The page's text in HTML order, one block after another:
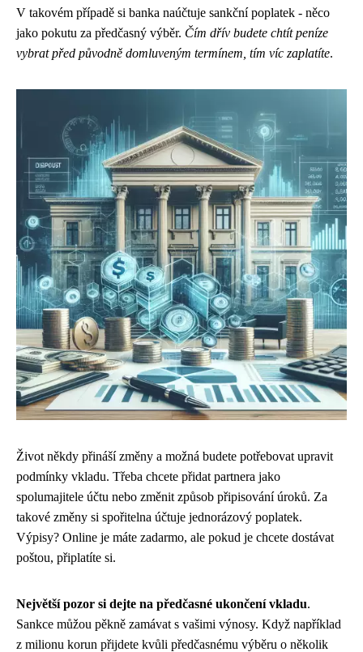
V takovém případě si banka naúčtuje sankční poplatek - něco
jako pokutu za předčasný výběr. Čím dřív budete chtít peníze
vybrat před původně domluveným termínem, tím víc zaplatíte.
Život někdy přináší změny a možná budete potřebovat upravit
podmínky vkladu. Třeba chcete přidat partnera jako
spolumajitele účtu nebo změnit způsob připisování úroků. Za
takové změny si spořitelna účtuje jednorázový poplatek.
Výpisy? Online je máte zadarmo, ale pokud je chcete dostávat
poštou, připlatíte si.
Největší pozor si dejte na předčasné ukončení vkladu.
Sankce můžou pěkně zamávat s vašimi výnosy. Když například
z milionu korun přijdete kvůli předčasnému výběru o několik